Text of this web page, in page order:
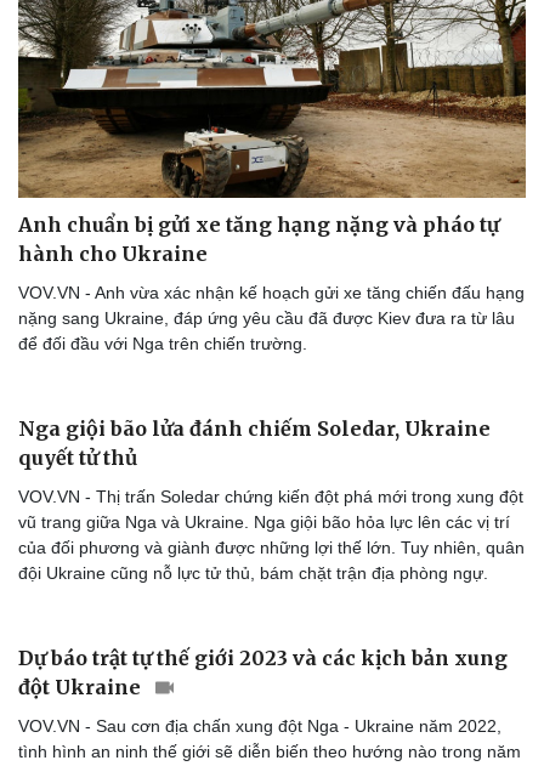
Doanh nghiệp
Thông tin doanh nghiệp
Doanh nghiệp 24h
Doanh nhân
Vì cộng đồng
Công nghệ
Sành điệu
Tin Công nghệ
Trải nghiệm
Chuyển đổi số
Anh chuẩn bị gửi xe tăng hạng nặng và pháo tự
hành cho Ukraine
VOV.VN - Anh vừa xác nhận kế hoạch gửi xe tăng chiến đấu hạng
nặng sang Ukraine, đáp ứng yêu cầu đã được Kiev đưa ra từ lâu
để đối đầu với Nga trên chiến trường.
Nga giội bão lửa đánh chiếm Soledar, Ukraine
quyết tử thủ
VOV.VN - Thị trấn Soledar chứng kiến đột phá mới trong xung đột
vũ trang giữa Nga và Ukraine. Nga giội bão hỏa lực lên các vị trí
của đối phương và giành được những lợi thế lớn. Tuy nhiên, quân
đội Ukraine cũng nỗ lực tử thủ, bám chặt trận địa phòng ngự.
Dự báo trật tự thế giới 2023 và các kịch bản xung
đột Ukraine
VOV.VN - Sau cơn địa chấn xung đột Nga - Ukraine năm 2022,
tình hình an ninh thế giới sẽ diễn biến theo hướng nào trong năm